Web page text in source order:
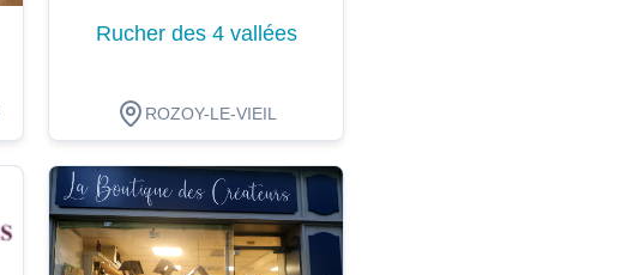
Rucher des 4 vallées
ROZOY-LE-VIEIL
Dégustation